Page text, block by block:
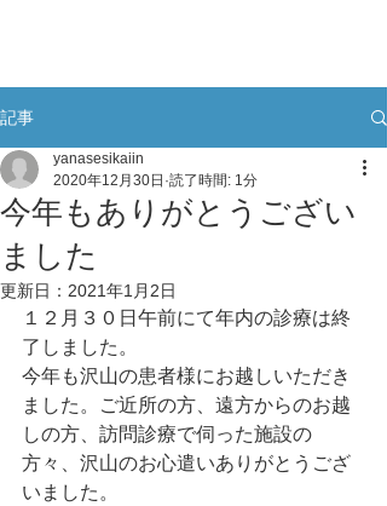
記事
今年もありがとうござい
ました
yanasesikaiin
2020年12月30日 読了時間: 1分
更新日： 2021年1月2日
１２月３０日午前にて年内の診療は終
了しました。
今年も沢山の患者様にお越しいただき
ました。ご近所の方、遠方からのお越
しの方、訪問診療で伺った施設の
方々、沢山のお心遣いありがとうござ
いました。